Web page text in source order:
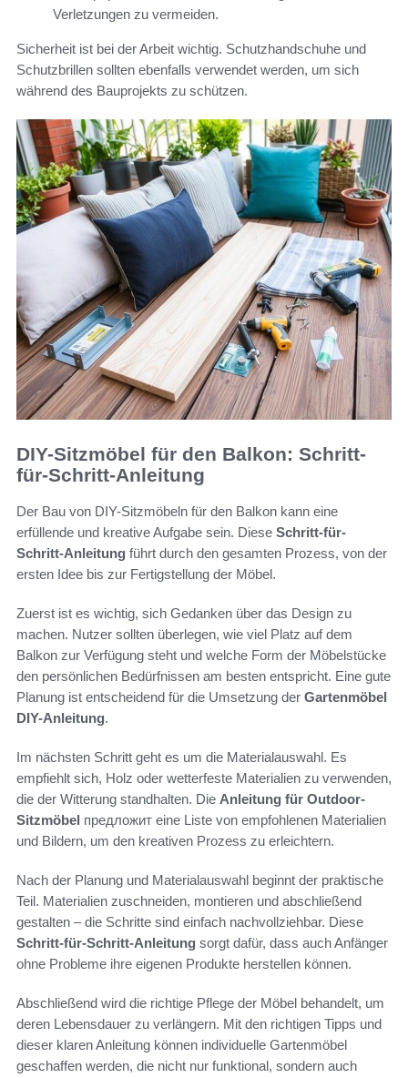
Verletzungen zu vermeiden.
Sicherheit ist bei der Arbeit wichtig. Schutzhandschuhe und
Schutzbrillen sollten ebenfalls verwendet werden, um sich
während des Bauprojekts zu schützen.
DIY-Sitzmöbel für den Balkon: Schritt-
für-Schritt-Anleitung
Der Bau von DIY-Sitzmöbeln für den Balkon kann eine
erfüllende und kreative Aufgabe sein. Diese Schritt-für-
Schritt-Anleitung führt durch den gesamten Prozess, von der
ersten Idee bis zur Fertigstellung der Möbel.
Zuerst ist es wichtig, sich Gedanken über das Design zu
machen. Nutzer sollten überlegen, wie viel Platz auf dem
Balkon zur Verfügung steht und welche Form der Möbelstücke
den persönlichen Bedürfnissen am besten entspricht. Eine gute
Planung ist entscheidend für die Umsetzung der Gartenmöbel
DIY-Anleitung.
Im nächsten Schritt geht es um die Materialauswahl. Es
empfiehlt sich, Holz oder wetterfeste Materialien zu verwenden,
die der Witterung standhalten. Die Anleitung für Outdoor-
Sitzmöbel предложит eine Liste von empfohlenen Materialien
und Bildern, um den kreativen Prozess zu erleichtern.
Nach der Planung und Materialauswahl beginnt der praktische
Teil. Materialien zuschneiden, montieren und abschließend
gestalten – die Schritte sind einfach nachvollziehbar. Diese
Schritt-für-Schritt-Anleitung sorgt dafür, dass auch Anfänger
ohne Probleme ihre eigenen Produkte herstellen können.
Abschließend wird die richtige Pflege der Möbel behandelt, um
deren Lebensdauer zu verlängern. Mit den richtigen Tipps und
dieser klaren Anleitung können individuelle Gartenmöbel
geschaffen werden, die nicht nur funktional, sondern auch